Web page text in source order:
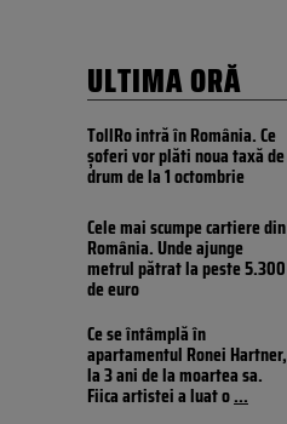
ULTIMA ORĂ
TollRo intră în România. Ce
șoferi vor plăti noua taxă de
drum de la 1 octombrie
Cele mai scumpe cartiere din
România. Unde ajunge
metrul pătrat la peste 5.300
de euro
Ce se întâmplă în
apartamentul Ronei Hartner,
la 3 ani de la moartea sa.
Fiica artistei a luat o...